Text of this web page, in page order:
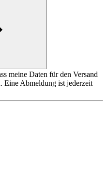
meine Daten für den Versand
Eine Abmeldung ist jederzeit